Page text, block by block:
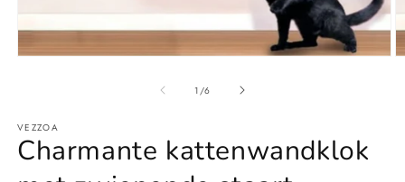
1 /van
6
VEZZOA
Charmante kattenwandklok